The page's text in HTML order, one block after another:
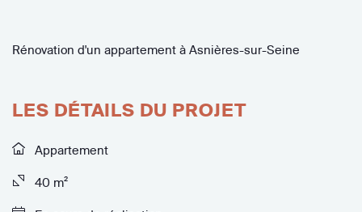
Rénovation d'un appartement à Asnières-sur-Seine
LES DÉTAILS DU PROJET
Appartement
40 m²